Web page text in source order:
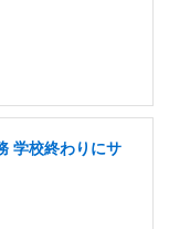
学校終わりにサ